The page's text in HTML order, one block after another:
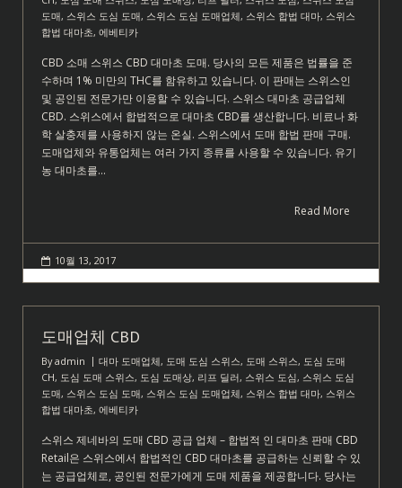
도매, 스위스 도심 도매, 스위스 도심 도매업체, 스위스 합법 대마, 스위스
합법 대마초, 에베티카
CBD 소매 스위스 CBD 대마초 도매. 당사의 모든 제품은 법률을 준
수하며 1% 미만의 THC를 함유하고 있습니다. 이 판매는 스위스인
및 공인된 전문가만 이용할 수 있습니다. 스위스 대마초 공급업체
CBD. 스위스에서 합법적으로 대마초 CBD를 생산합니다. 비료나 화
학 살충제를 사용하지 않는 온실. 스위스에서 도매 합법 판매 구매.
도매업체와 유통업체는 여러 가지 종류를 사용할 수 있습니다. 유기
농 대마초를…
Read More
10월 13, 2017
도매업체 CBD
Byadmin 대마 도매업체, 도매 도심 스위스, 도매 스위스, 도심 도매
CH, 도심 도매 스위스, 도심 도매상, 리프 딜러, 스위스 도심, 스위스 도심
도매, 스위스 도심 도매, 스위스 도심 도매업체, 스위스 합법 대마, 스위스
합법 대마초, 에베티카
스위스 제네바의 도매 CBD 공급 업체 – 합법적 인 대마초 판매 CBD
Retail은 스위스에서 합법적인 CBD 대마초를 공급하는 신뢰할 수 있
는 공급업체로, 공인된 전문가에게 도매 제품을 제공합니다. 당사는